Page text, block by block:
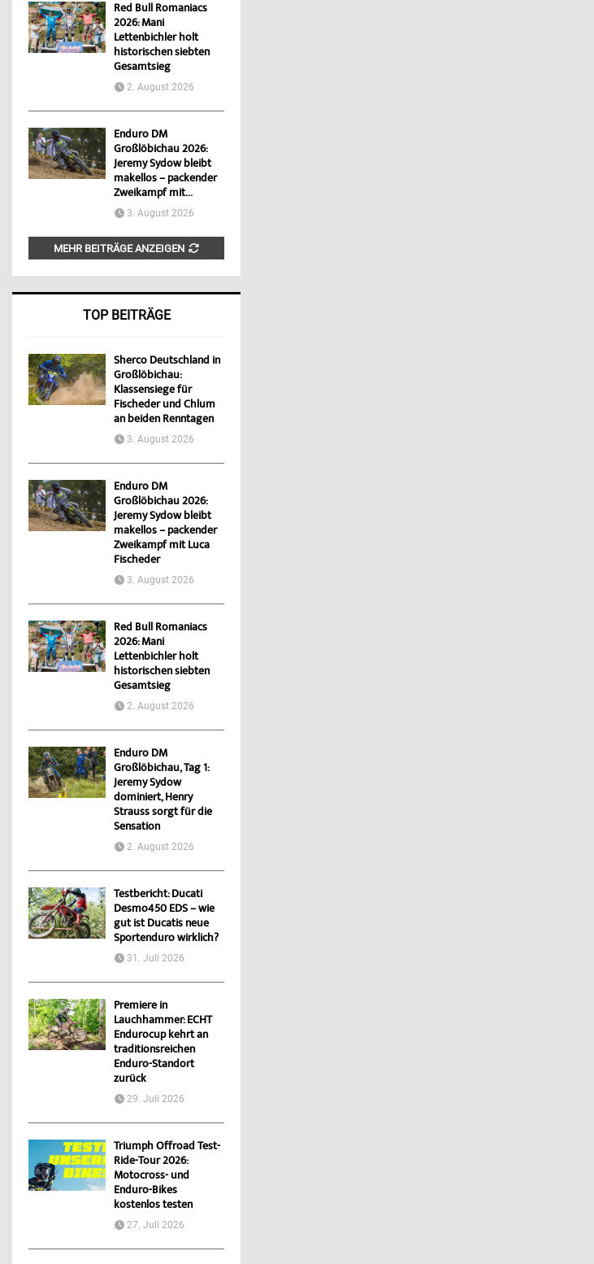
Red Bull Romaniacs
2026: Mani
Lettenbichler holt
historischen siebten
Gesamtsieg
2. August 2026
Enduro DM
Großlöbichau 2026:
Jeremy Sydow bleibt
makellos – packender
Zweikampf mit...
3. August 2026
MEHR BEITRÄGE ANZEIGEN
TOP BEITRÄGE
Sherco Deutschland in
Großlöbichau:
Klassensiege für
Fischeder und Chlum
an beiden Renntagen
3. August 2026
Enduro DM
Großlöbichau 2026:
Jeremy Sydow bleibt
makellos – packender
Zweikampf mit Luca
Fischeder
3. August 2026
Red Bull Romaniacs
2026: Mani
Lettenbichler holt
historischen siebten
Gesamtsieg
2. August 2026
Enduro DM
Großlöbichau, Tag 1:
Jeremy Sydow
dominiert, Henry
Strauss sorgt für die
Sensation
2. August 2026
Testbericht: Ducati
Desmo450 EDS – wie
gut ist Ducatis neue
Sportenduro wirklich?
31. Juli 2026
Premiere in
Lauchhammer: ECHT
Endurocup kehrt an
traditionsreichen
Enduro-Standort
zurück
29. Juli 2026
Triumph Offroad Test-
Ride-Tour 2026:
Motocross- und
Enduro-Bikes
kostenlos testen
27. Juli 2026